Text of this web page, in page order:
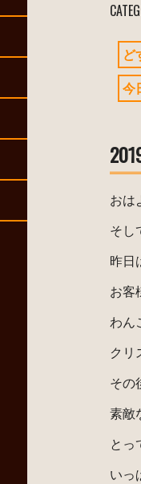
ど
今
おは
そし
昨日
お客
わん
クリ
その
素敵
とっ
いっ